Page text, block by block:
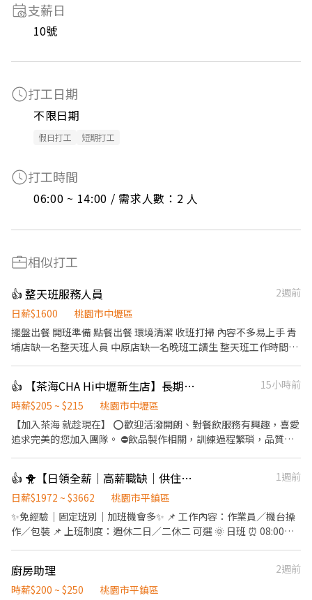
支薪日
10號
打工日期
不限日期
假日打工 短期打工
打工時間
06:00 ~ 14:00 / 需求人數：2 人
相似打工
👍 整天班服務人員
2週前
日薪$1600
桃園市中壢區
擺盤出餐 開班準備 點餐出餐 環境清潔 收班打掃 內容不多易上手 青
埔店缺一名整天班人員 中原店缺一名晚班工讀生 整天班工作時間
👍 【茶海CHA Hi中壢新生店】長期早晚班兼職人員(假日班）
15小時前
時薪$205 ~ $215
桃園市中壢區
【加入茶海 就趁現在】 ⭕️歡迎活潑開朗、對餐飲服務有興趣，喜愛
追求完美的您加入團隊。 ⛔️飲品製作相關，訓練過程繁瑣，品質控
銀處理】 進行顧客結帳，維持現金收據整齊與準確 【環境清潔】 清
洗餐具與吧台設備，保持工作區域整潔 【產品說明】 為顧客提供飲
品資訊與建議，協助選擇
👍 🐥【日領全薪｜高薪職缺｜供住宿｜平鎮】🐥
1週前
日薪$1972 ~ $3662
桃園市平鎮區
✨免經驗｜固定班別｜加班機會多✨ 📌 工作內容：作業員／機台操
作／包裝 📌 上班制度：週休二日／二休二 可選 🌞 日班 ⏰ 08:00－
二班日班 ⏰ 07:00－19:00（12H） 💰 時薪約 230 元 🌙二休二班夜
班 ⏰ 19:00－07:00（12H） 💰 時薪約 260 元 加班費另計，收入更
廚房助理
2週前
時薪$200 ~ $250
桃園市平鎮區